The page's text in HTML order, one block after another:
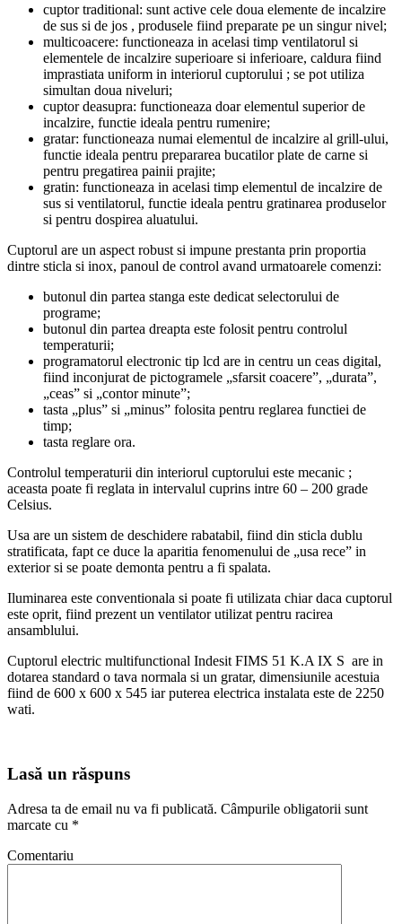
cuptor traditional: sunt active cele doua elemente de incalzire
de sus si de jos , produsele fiind preparate pe un singur nivel;
multicoacere: functioneaza in acelasi timp ventilatorul si
elementele de incalzire superioare si inferioare, caldura fiind
imprastiata uniform in interiorul cuptorului ; se pot utiliza
simultan doua niveluri;
cuptor deasupra: functioneaza doar elementul superior de
incalzire, functie ideala pentru rumenire;
gratar: functioneaza numai elementul de incalzire al grill-ului,
functie ideala pentru prepararea bucatilor plate de carne si
pentru pregatirea painii prajite;
gratin: functioneaza in acelasi timp elementul de incalzire de
sus si ventilatorul, functie ideala pentru gratinarea produselor
si pentru dospirea aluatului.
Cuptorul are un aspect robust si impune prestanta prin proportia
dintre sticla si inox, panoul de control avand urmatoarele comenzi:
butonul din partea stanga este dedicat selectorului de
programe;
butonul din partea dreapta este folosit pentru controlul
temperaturii;
programatorul electronic tip lcd are in centru un ceas digital,
fiind inconjurat de pictogramele „sfarsit coacere”, „durata”,
„ceas” si „contor minute”;
tasta „plus” si „minus” folosita pentru reglarea functiei de
timp;
tasta reglare ora.
Controlul temperaturii din interiorul cuptorului este mecanic ;
aceasta poate fi reglata in intervalul cuprins intre 60 – 200 grade
Celsius.
Usa are un sistem de deschidere rabatabil, fiind din sticla dublu
stratificata, fapt ce duce la aparitia fenomenului de „usa rece” in
exterior si se poate demonta pentru a fi spalata.
Iluminarea este conventionala si poate fi utilizata chiar daca cuptorul
este oprit, fiind prezent un ventilator utilizat pentru racirea
ansamblului.
Cuptorul electric multifunctional Indesit FIMS 51 K.A IX S are in
dotarea standard o tava normala si un gratar, dimensiunile acestuia
fiind de 600 x 600 x 545 iar puterea electrica instalata este de 2250
wati.
Lasă un răspuns
Adresa ta de email nu va fi publicată. Câmpurile obligatorii sunt
marcate cu *
Comentariu